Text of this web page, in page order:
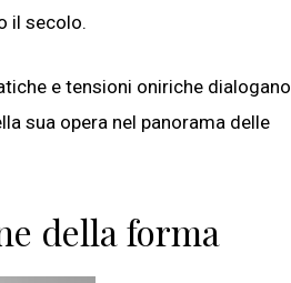
il secolo.
e tensioni oniriche dialogano
sua opera nel panorama delle
della forma